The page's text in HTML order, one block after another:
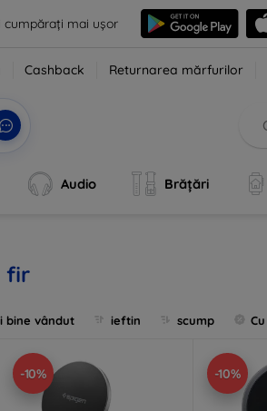
cumpărați mai ușor
Cashback Returnarea mărfurilor
Audio Brățări
fir
bine vândut ieftin scump
-10% -10%